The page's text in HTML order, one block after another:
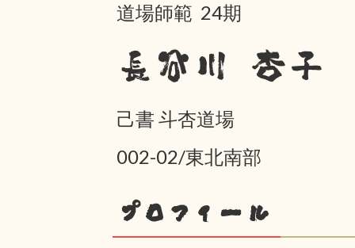
道場師範 24期
長谷川 杏子
己書 斗杏道場
002-02/東北南部
プロフィール